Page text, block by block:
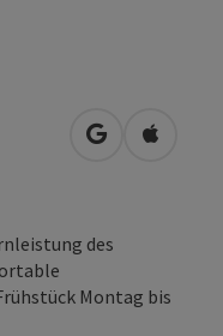
in Google
in
des
Montag bis